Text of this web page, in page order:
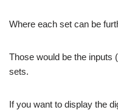
Where each set can be
Those would be the inputs
sets.
If you want to display the